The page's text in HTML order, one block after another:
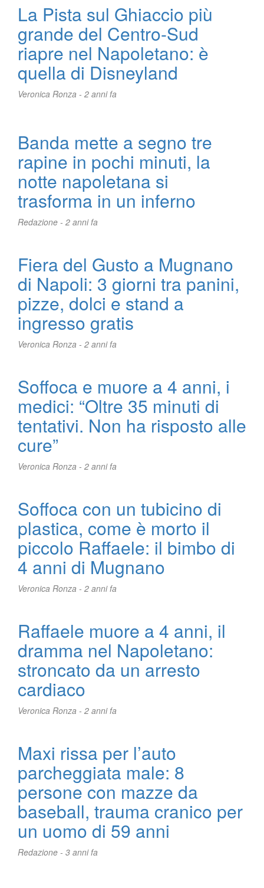
La Pista sul Ghiaccio più
grande del Centro-Sud
riapre nel Napoletano: è
quella di Disneyland
Veronica Ronza - 2 anni fa
Banda mette a segno tre
rapine in pochi minuti, la
notte napoletana si
trasforma in un inferno
Redazione - 2 anni fa
Fiera del Gusto a Mugnano
di Napoli: 3 giorni tra panini,
pizze, dolci e stand a
ingresso gratis
Veronica Ronza - 2 anni fa
Soffoca e muore a 4 anni, i
medici: “Oltre 35 minuti di
tentativi. Non ha risposto alle
cure”
Veronica Ronza - 2 anni fa
Soffoca con un tubicino di
plastica, come è morto il
piccolo Raffaele: il bimbo di
4 anni di Mugnano
Veronica Ronza - 2 anni fa
Raffaele muore a 4 anni, il
dramma nel Napoletano:
stroncato da un arresto
cardiaco
Veronica Ronza - 2 anni fa
Maxi rissa per l’auto
parcheggiata male: 8
persone con mazze da
baseball, trauma cranico per
un uomo di 59 anni
Redazione - 3 anni fa